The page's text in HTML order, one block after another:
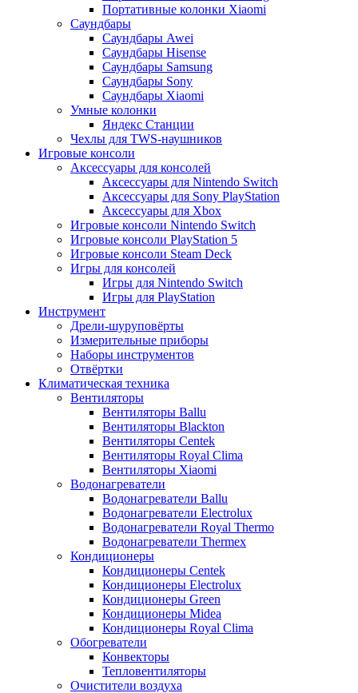
Портативные колонки Xiaomi
Саундбары
Саундбары Awei
Саундбары Hisense
Саундбары Samsung
Саундбары Sony
Саундбары Xiaomi
Умные колонки
Яндекс Станции
Чехлы для TWS-наушников
Игровые консоли
Аксессуары для консолей
Аксессуары для Nintendo Switch
Аксессуары для Sony PlayStation
Аксессуары для Xbox
Игровые консоли Nintendo Switch
Игровые консоли PlayStation 5
Игровые консоли Steam Deck
Игры для консолей
Игры для Nintendo Switch
Игры для PlayStation
Инструмент
Дрели-шуруповёрты
Измерительные приборы
Наборы инструментов
Отвёртки
Климатическая техника
Вентиляторы
Вентиляторы Ballu
Вентиляторы Blackton
Вентиляторы Centek
Вентиляторы Royal Clima
Вентиляторы Xiaomi
Водонагреватели
Водонагреватели Ballu
Водонагреватели Electrolux
Водонагреватели Royal Thermo
Водонагреватели Thermex
Кондиционеры
Кондиционеры Centek
Кондиционеры Electrolux
Кондиционеры Green
Кондиционеры Midea
Кондиционеры Royal Clima
Обогреватели
Конвекторы
Тепловентиляторы
Очистители воздуха